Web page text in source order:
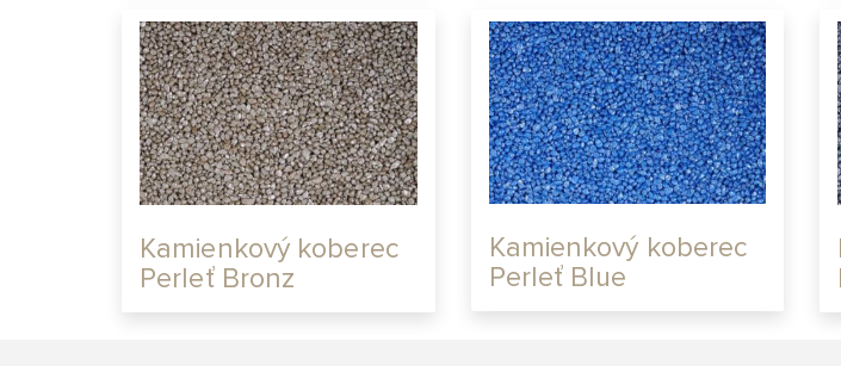
Kamienkový koberec
Perleť Bronz
Kamienkový koberec
Perleť Blue